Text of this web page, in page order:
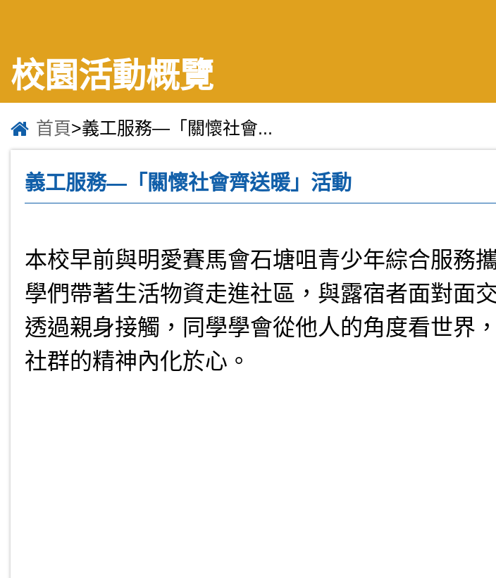
校園活動概覽
首頁>義工服務—「關懷社會...
義工服務—「關懷社會齊送暖」活動
本校早前與明愛賽馬會石塘咀青少年綜合服務
學們帶著生活物資走進社區，與露宿者面對面
透過親身接觸，同學學會從他人的角度看世界
社群的精神內化於心。